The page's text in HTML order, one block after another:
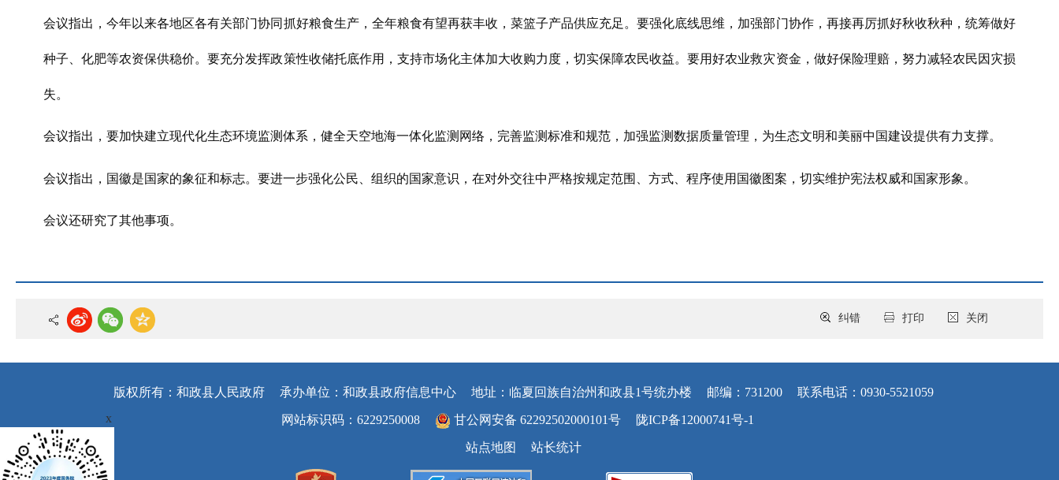
会议指出，今年以来各地区各有关部门协同抓好粮食生产，全年粮食有望再获丰收，菜篮子产品供应充足。要强化底线思维，加强部门协作，再接再厉抓好秋收秋种，统筹做好
种子、化肥等农资保供稳价。要充分发挥政策性收储托底作用，支持市场化主体加大收购力度，切实保障农民收益。要用好农业救灾资金，做好保险理赔，努力减轻农民因灾损
失。
会议指出，要加快建立现代化生态环境监测体系，健全天空地海一体化监测网络，完善监测标准和规范，加强监测数据质量管理，为生态文明和美丽中国建设提供有力支撑。
会议指出，国徽是国家的象征和标志。要进一步强化公民、组织的国家意识，在对外交往中严格按规定范围、方式、程序使用国徽图案，切实维护宪法权威和国家形象。
会议还研究了其他事项。
关闭
打印
纠错
版权所有：和政县人民政府 承办单位：和政县政府信息中心 地址：临夏回族自治州和政县1号统办楼 邮编：731200 联系电话：0930-5521059
网站标识码：6229250008 甘公网安备 62292502000101号 陇ICP备12000741号-1
站点地图 站长统计
x